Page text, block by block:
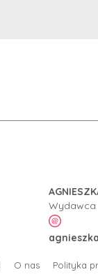
Wydawca
O nas Polityka